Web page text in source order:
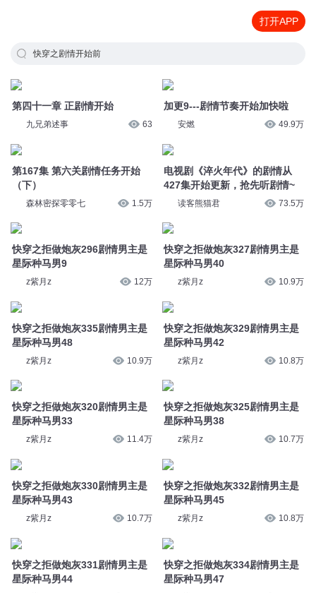
打开APP
快穿之剧情开始前
第四十一章 正剧情开始
九兄弟述事 63
第167集 第六关剧情任务开始
（下）
森林密探零零七 1.5万
快穿之拒做炮灰296剧情男主是
星际种马男9
z紫月z 12万
快穿之拒做炮灰335剧情男主是
星际种马男48
z紫月z 10.9万
快穿之拒做炮灰320剧情男主是
星际种马男33
z紫月z 11.4万
快穿之拒做炮灰330剧情男主是
星际种马男43
z紫月z 10.7万
快穿之拒做炮灰331剧情男主是
星际种马男44
加更9---剧情节奏开始加快啦
安燃 49.9万
电视剧《淬火年代》的剧情从
427集开始更新，抢先听剧情~
读客熊猫君 73.5万
快穿之拒做炮灰327剧情男主是
星际种马男40
z紫月z 10.9万
快穿之拒做炮灰329剧情男主是
星际种马男42
z紫月z 10.8万
快穿之拒做炮灰325剧情男主是
星际种马男38
z紫月z 10.7万
快穿之拒做炮灰332剧情男主是
星际种马男45
z紫月z 10.8万
快穿之拒做炮灰334剧情男主是
星际种马男47